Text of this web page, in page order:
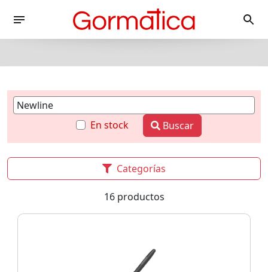
En stock Buscar
Categorías
16 productos